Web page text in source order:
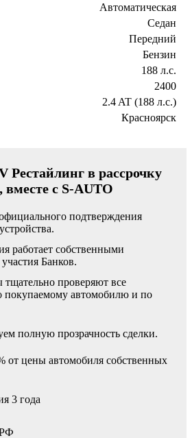
Автоматическая
Седан
Передний
Бензин
188 л.с.
2400
2.4 AT (188 л.с.)
Красноярск
Рестайлинг в рассрочку
вместе с S-AUTO
подтверждения
работает собственными
Банков.
проверяют все
покупаемому автомобилю и по
полную прозрачность сделки.
цены автомобиля собственных
3 года